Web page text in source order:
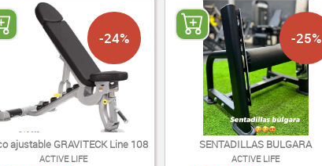
ajustable GRAVITECK Line 108
ACTIVE LIFE
-24%
SENTADILLAS BULGARA
ACTIVE LIFE
-25%